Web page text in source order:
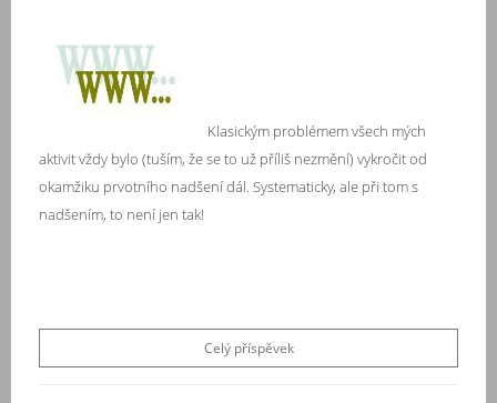
Klasickým problémem všech mých
aktivit vždy bylo (tuším, že se to už příliš nezmění) vykročit od
okamžiku prvotního nadšení dál. Systematicky, ale při tom s
nadšením, to není jen tak!
Celý příspěvek